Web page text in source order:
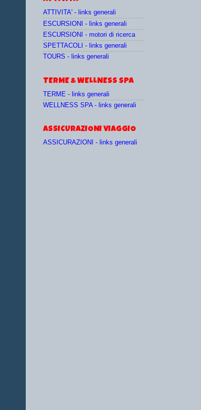
ATTIVITA' - links generali
ESCURSIONI - links generali
ESCURSIONI - motori di ricerca
SPETTACOLI - links generali
TOURS - links generali
TERME & WELLNESS SPA
TERME - links generali
WELLNESS SPA - links generali
ASSICURAZIONI VIAGGIO
ASSICURAZIONI - links generali